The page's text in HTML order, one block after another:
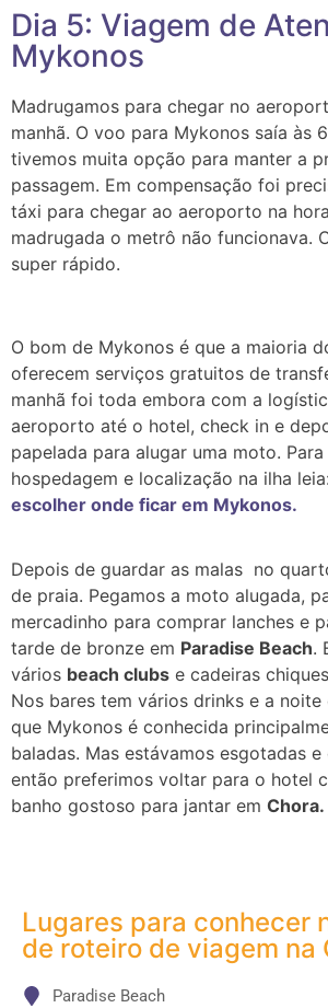
Dia 5: Viagem de
Mykonos
Madrugamos para chegar no
manhã. O voo para Mykonos saía às
tivemos muita opção para manter a
passagem. Em compensação foi
táxi para chegar ao aeroporto na
madrugada o metrô não funcionava.
super rápido.
O bom de Mykonos é que a maioria
oferecem serviços gratuitos de
manhã foi toda embora com a
aeroporto até o hotel, check in e
papelada para alugar uma moto.
hospedagem e localização na ilha leia:
escolher onde ficar em Mykonos.
Depois de guardar as malas no
de praia. Pegamos a moto alugada,
mercadinho para comprar lanches e
tarde de bronze em Paradise Beach.
vários beach clubs e cadeiras
Nos bares tem vários drinks e a noite
que Mykonos é conhecida
baladas. Mas estávamos esgotadas
então preferimos voltar para o hotel
banho gostoso para jantar em Chora.
Lugares para conhecer
de roteiro de viagem na
Paradise Beach